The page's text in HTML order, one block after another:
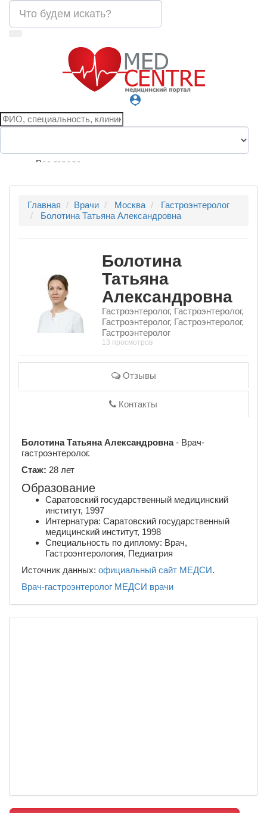
person_pin
Все города
Главная Врачи Москва
Гастроэнтеролог
Болотина Татьяна Александровна
Болотина
Татьяна
Александровна
Гастроэнтеролог, Гастроэнтеролог,
Гастроэнтеролог, Гастроэнтеролог,
Гастроэнтеролог
13 просмотров
Отзывы
Контакты
Болотина Татьяна Александровна- Врач-
гастроэнтеролог.
Стаж: 28 лет
Образование
Саратовский государственный медицинский
институт, 1997
Интернатура: Саратовский государственный
медицинский институт, 1998
Специальность по диплому: Врач,
Гастроэнтерология, Педиатрия
Источник данных: официальный сайт МЕДСИ.
Врач-гастроэнтеролог МЕДСИ врачи